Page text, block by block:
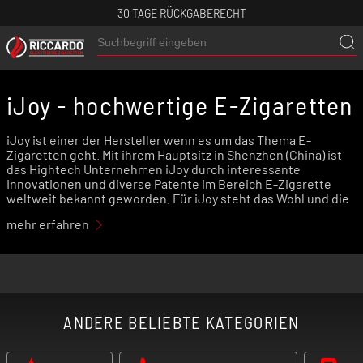
30 TAGE RÜCKGABERECHT
iJoy - hochwertige E-Zigaretten
iJoy ist einer der Hersteller wenn es um das Thema E-
Zigaretten geht. Mit ihrem Hauptsitz in Shenzhen (China) ist
das Hightech Unternehmen iJoy durch interessante
Innovationen und diverse Patente im Bereich E-Zigarette
weltweit bekannt geworden. Für iJoy steht das Wohl und die
Grund entwickelte iJoy den ersten RDTA Verdampfer und
mit einem RDTA Verdampfer
sein?
mehr erfahren
ANDERE BELIEBTE KATEGORIEN